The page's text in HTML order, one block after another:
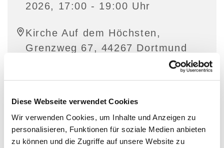
Diese Webseite verwendet Cookies
Wir verwenden Cookies, um Inhalte und Anzeigen zu
personalisieren, Funktionen für soziale Medien anbieten
zu können und die Zugriffe auf unsere Website zu
2026, 17:00 - 19:00 Uhr
Kirche Auf dem Höchsten,
Grenzweg 67, 44267 Dortmund